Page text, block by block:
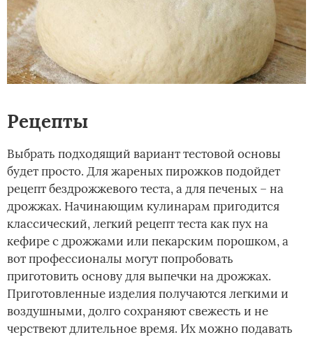
Рецепты
Выбрать подходящий вариант тестовой основы
будет просто. Для жареных пирожков подойдет
рецепт бездрожжевого теста, а для печеных – на
дрожжах. Начинающим кулинарам пригодится
классический, легкий рецепт теста как пух на
кефире с дрожжами или пекарским порошком, а
вот профессионалы могут попробовать
приготовить основу для выпечки на дрожжах.
Приготовленные изделия получаются легкими и
воздушными, долго сохраняют свежесть и не
черствеют длительное время. Их можно подавать